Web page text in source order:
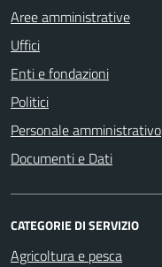
Aree amministrative
Uffici
Enti e fondazioni
Politici
Personale amministrativo
Documenti e Dati
CATEGORIE DI SERVIZIO
Agricoltura e pesca